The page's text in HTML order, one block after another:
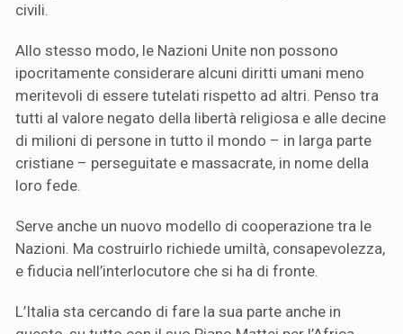
civili.
Allo stesso modo, le Nazioni Unite non possono
ipocritamente considerare alcuni diritti umani meno
meritevoli di essere tutelati rispetto ad altri. Penso tra
tutti al valore negato della libertà religiosa e alle decine
di milioni di persone in tutto il mondo – in larga parte
cristiane – perseguitate e massacrate, in nome della
loro fede.
Serve anche un nuovo modello di cooperazione tra le
Nazioni. Ma costruirlo richiede umiltà, consapevolezza,
e fiducia nell’interlocutore che si ha di fronte.
L’Italia sta cercando di fare la sua parte anche in